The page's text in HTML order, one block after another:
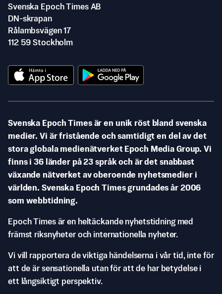
Svenska Epoch Times AB
DN-skrapan
Rålambsvägen 17
112 59 Stockholm
Svenska Epoch Times är en unik röst bland svenska
medier. Vi är fristående och samtidigt en del av det
stora globala medienätverket Epoch Media Group. Vi
finns i 36 länder på 23 språk och är det snabbast
växande nätverket av oberoende nyhetsmedier i
världen. Svenska Epoch Times grundades år 2006
som webbtidning.
Epoch Times är en heltäckande nyhetstidning med
främst riksnyheter och internationella nyheter.
Vi vill rapportera de viktiga händelserna i vår tid, inte för
att de är sensationella utan för att de har betydelse i
ett långsiktigt perspektiv.